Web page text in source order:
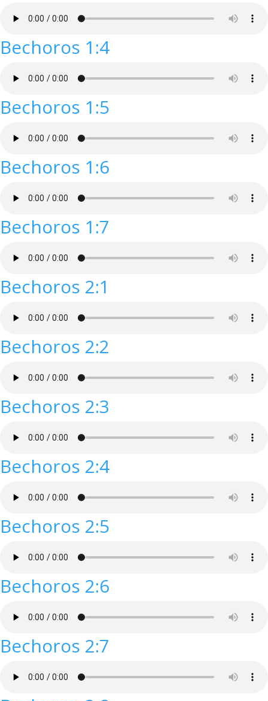
Bechoros 1:4
Bechoros 1:5
Bechoros 1:6
Bechoros 1:7
Bechoros 2:1
Bechoros 2:2
Bechoros 2:3
Bechoros 2:4
Bechoros 2:5
Bechoros 2:6
Bechoros 2:7